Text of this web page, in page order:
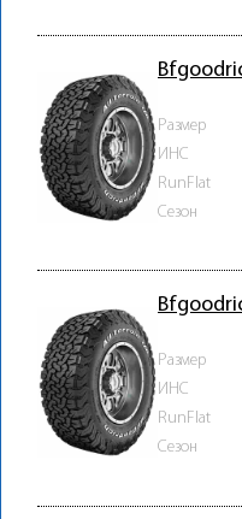
Размер
ИНС
RunFlat
Сезон
Размер
ИНС
RunFlat
Сезон